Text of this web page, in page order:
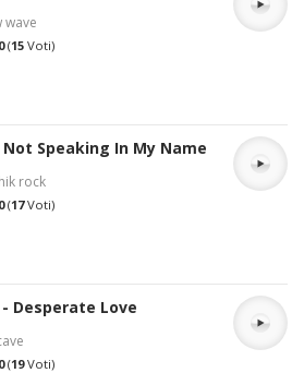
wave
(15 Voti)
Speaking In My Name
rock
(17Voti)
- Desperate Love
(19Voti)